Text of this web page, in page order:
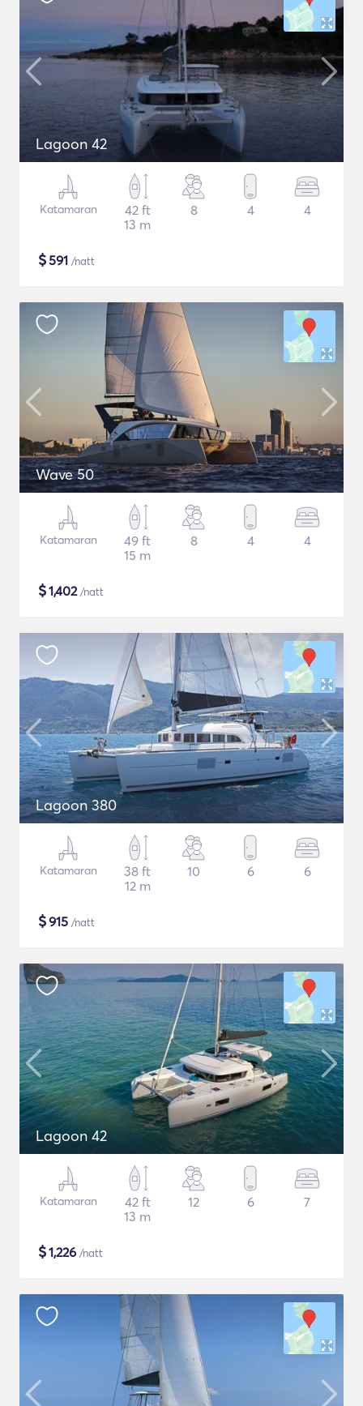
Lagoon 42
Katamaran
42 ft
13 m
8 4 4
$591 /natt
Wave 50
Katamaran
49 ft
15 m
8 4 4
$1,402/natt
Lagoon 380
Katamaran
38 ft
12 m
10 6 6
$915 /natt
Lagoon 42
Katamaran
42 ft
13 m
12 6 7
$1,226 /natt